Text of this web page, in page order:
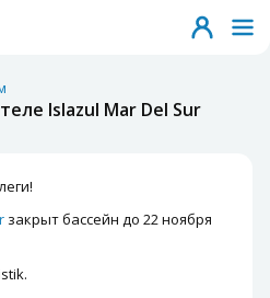
Islazul Mar Del Sur
закрыт бассейн до 22 ноября